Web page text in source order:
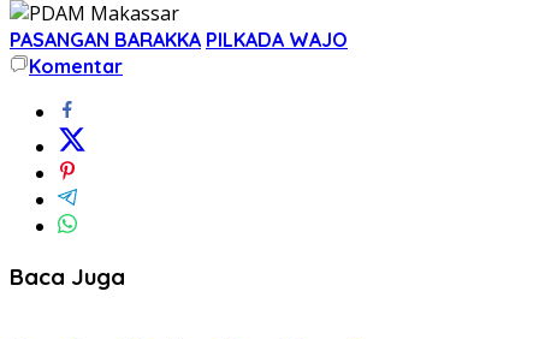
PASANGAN BARAKKA PILKADA WAJO
Komentar
Baca Juga